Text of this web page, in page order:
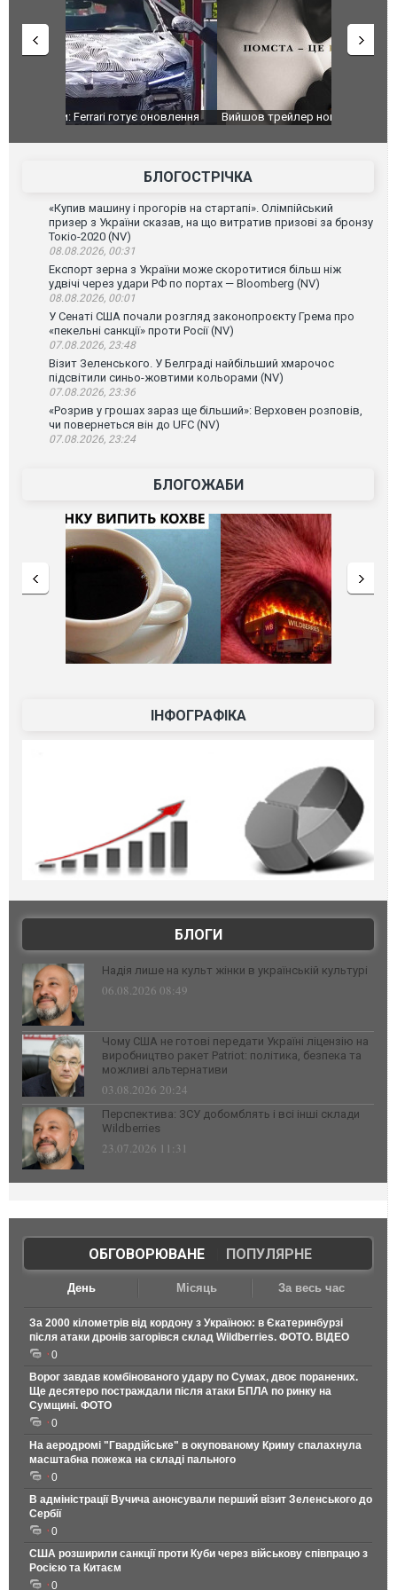
Вийшов трейлер нової екранізації легендарного
БЛОГОСТРІЧКА
«Купив машину і прогорів на стартапі». Олімпійський
призер з України сказав, на що витратив призові за бронзу
Токіо-2020 (NV)
08.08.2026, 00:31
Експорт зерна з України може скоротитися більш ніж
удвічі через удари РФ по портах — Bloomberg (NV)
08.08.2026, 00:01
У Сенаті США почали розгляд законопроєкту Грема про
«пекельні санкції» проти Росії (NV)
07.08.2026, 23:48
Візит Зеленського. У Белграді найбільший хмарочос
підсвітили синьо-жовтими кольорами (NV)
07.08.2026, 23:36
«Розрив у грошах зараз ще більший»: Верховен розповів,
чи повернеться він до UFC (NV)
07.08.2026, 23:24
БЛОГОЖАБИ
ІНФОГРАФІКА
БЛОГИ
Надія лише на культ жінки в українській культурі
06.08.2026 08:49
Чому США не готові передати Україні ліцензію на
виробництво ракет Patriot: політика, безпека та
можливі альтернативи
03.08.2026 20:24
Перспектива: ЗСУ добомблять і всі інші склади
Wildberries
23.07.2026 11:31
ОБГОВОРЮВАНЕ| ПОПУЛЯРНЕ
День Місяць За весь час
За 2000 кілометрів від кордону з Україною: в Єкатеринбурзі
після атаки дронів загорівся склад Wildberries. ФОТО. ВІДЕО
0
Ворог завдав комбінованого удару по Сумах, двоє поранених.
Ще десятеро постраждали після атаки БПЛА по ринку на
Сумщині. ФОТО
0
На аеродромі "Гвардійське" в окупованому Криму спалахнула
масштабна пожежа на складі пального
0
В адміністрації Вучича анонсували перший візит Зеленського до
Сербії
0
США розширили санкції проти Куби через військову співпрацю з
Росією та Китаєм
0